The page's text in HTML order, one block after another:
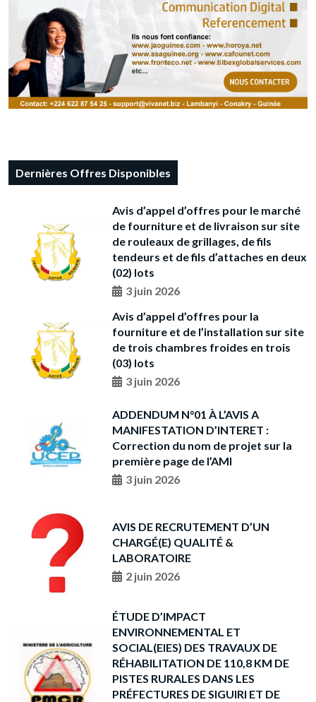
Dernières Offres Disponibles
Avis d’appel d’offres pour le marché
de fourniture et de livraison sur site
de rouleaux de grillages, de fils
tendeurs et de fils d’attaches en deux
(02) lots
3 juin 2026
Avis d’appel d’offres pour la
fourniture et de l’installation sur site
de trois chambres froides en trois
(03) lots
3 juin 2026
ADDENDUM N°01 À L’AVIS A
MANIFESTATION D’INTERET :
Correction du nom de projet sur la
première page de l’AMI
3 juin 2026
AVIS DE RECRUTEMENT D’UN
CHARGÉ(E) QUALITÉ &
LABORATOIRE
2 juin 2026
ÉTUDE D’IMPACT
ENVIRONNEMENTAL ET
SOCIAL(EIES) DES TRAVAUX DE
RÉHABILITATION DE 110,8 KM DE
PISTES RURALES DANS LES
PRÉFECTURES DE SIGUIRI ET DE